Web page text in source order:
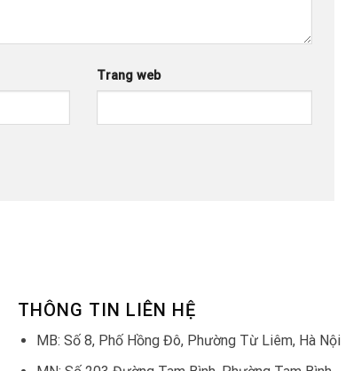
Trang web
THÔNG TIN LIÊN HỆ
MB: Số 8, Phố Hồng Đô, Phường Từ Liêm, Hà Nội